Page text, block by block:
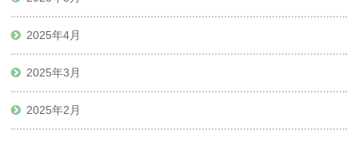
2025年4月
2025年3月
2025年2月